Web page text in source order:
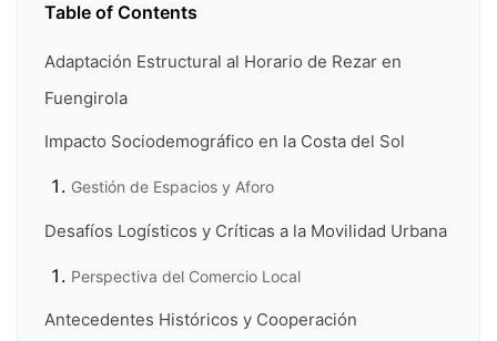
Table of Contents
Adaptación Estructural al Horario de Rezar en
Fuengirola
Impacto Sociodemográfico en la Costa del Sol
Gestión de Espacios y Aforo
Desafíos Logísticos y Críticas a la Movilidad Urbana
Perspectiva del Comercio Local
Antecedentes Históricos y Cooperación